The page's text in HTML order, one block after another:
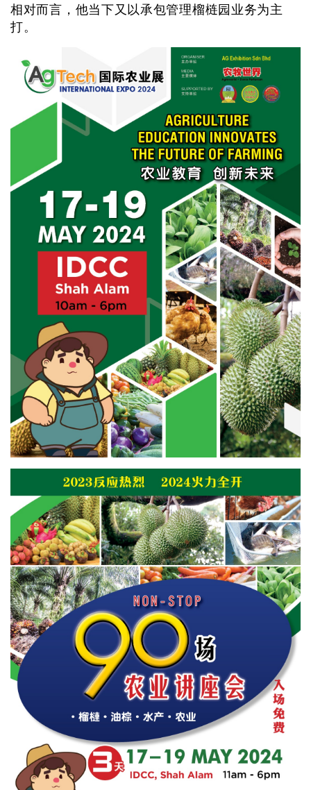
相对而言，他当下又以承包管理榴梿园业务为主
打。